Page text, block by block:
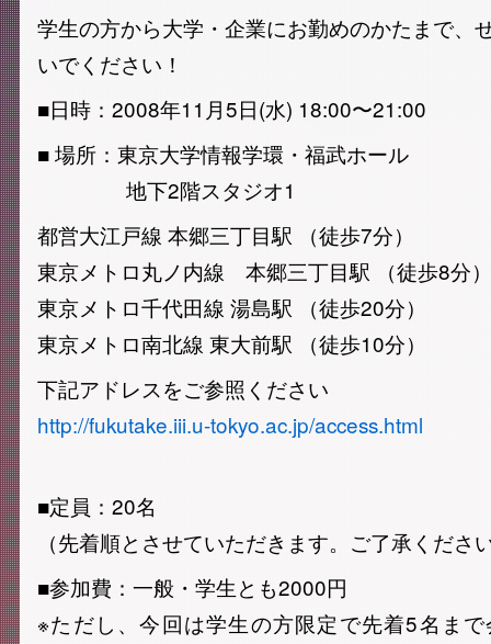
学生の方から大学・企業にお勤めのかたまで、
いでください！
■日時：2008年11月5日(水) 18:00〜21:00
■ 場所：東京大学情報学環・福武ホール
地下2階スタジオ1
都営大江戸線 本郷三丁目駅 （徒歩7分）
東京メトロ丸ノ内線 本郷三丁目駅 （徒歩8分）
東京メトロ千代田線 湯島駅 （徒歩20分）
東京メトロ南北線 東大前駅 （徒歩10分）
下記アドレスをご参照ください
http://fukutake.iii.u-tokyo.ac.jp/access.html
■定員：20名
（先着順とさせていただきます。ご了承くださ
■参加費：一般・学生とも2000円
※ただし、今回は学生の方限定で先着5名ま